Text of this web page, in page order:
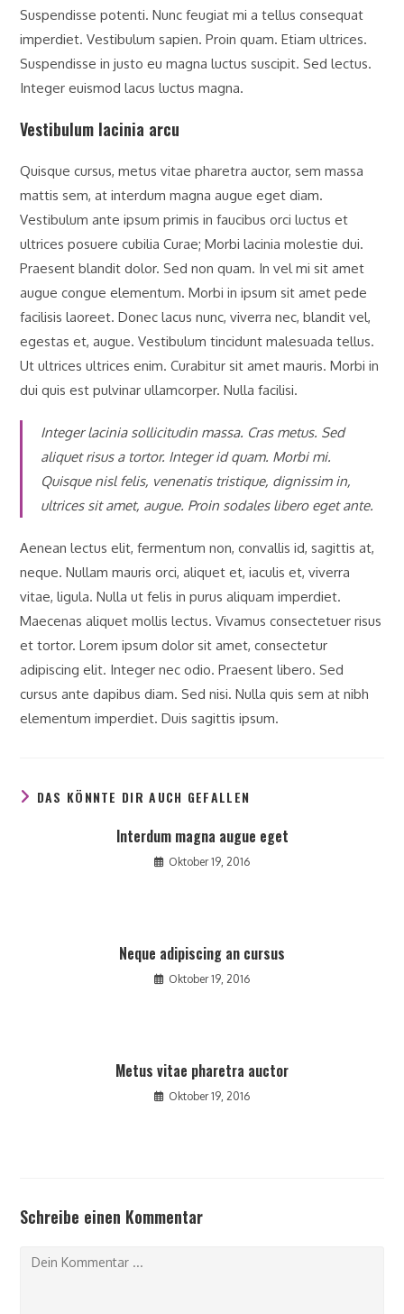
Suspendisse potenti. Nunc feugiat mi a tellus consequat
imperdiet. Vestibulum sapien. Proin quam. Etiam ultrices.
Suspendisse in justo eu magna luctus suscipit. Sed lectus.
Integer euismod lacus luctus magna.
Vestibulum lacinia arcu
Quisque cursus, metus vitae pharetra auctor, sem massa
mattis sem, at interdum magna augue eget diam.
Vestibulum ante ipsum primis in faucibus orci luctus et
ultrices posuere cubilia Curae; Morbi lacinia molestie dui.
Praesent blandit dolor. Sed non quam. In vel mi sit amet
augue congue elementum. Morbi in ipsum sit amet pede
facilisis laoreet. Donec lacus nunc, viverra nec, blandit vel,
egestas et, augue. Vestibulum tincidunt malesuada tellus.
Ut ultrices ultrices enim. Curabitur sit amet mauris. Morbi in
dui quis est pulvinar ullamcorper. Nulla facilisi.
Integer lacinia sollicitudin massa. Cras metus. Sed
aliquet risus a tortor. Integer id quam. Morbi mi.
Quisque nisl felis, venenatis tristique, dignissim in,
ultrices sit amet, augue. Proin sodales libero eget ante.
Aenean lectus elit, fermentum non, convallis id, sagittis at,
neque. Nullam mauris orci, aliquet et, iaculis et, viverra
vitae, ligula. Nulla ut felis in purus aliquam imperdiet.
Maecenas aliquet mollis lectus. Vivamus consectetuer risus
et tortor. Lorem ipsum dolor sit amet, consectetur
adipiscing elit. Integer nec odio. Praesent libero. Sed
cursus ante dapibus diam. Sed nisi. Nulla quis sem at nibh
elementum imperdiet. Duis sagittis ipsum.
DAS KÖNNTE DIR AUCH GEFALLEN
Interdum magna augue eget
Oktober 19, 2016
Neque adipiscing an cursus
Oktober 19, 2016
Metus vitae pharetra auctor
Oktober 19, 2016
Schreibe einen Kommentar
Kommentieren